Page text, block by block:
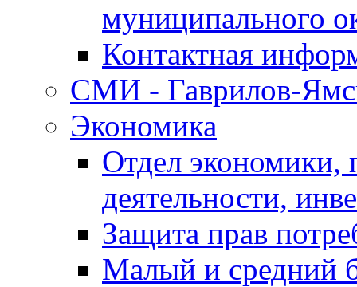
муниципального
Контактная
СМИ - Гаврилов-
Экономика
Отдел экономики,
деятельности,
Защита прав
Малый и средний